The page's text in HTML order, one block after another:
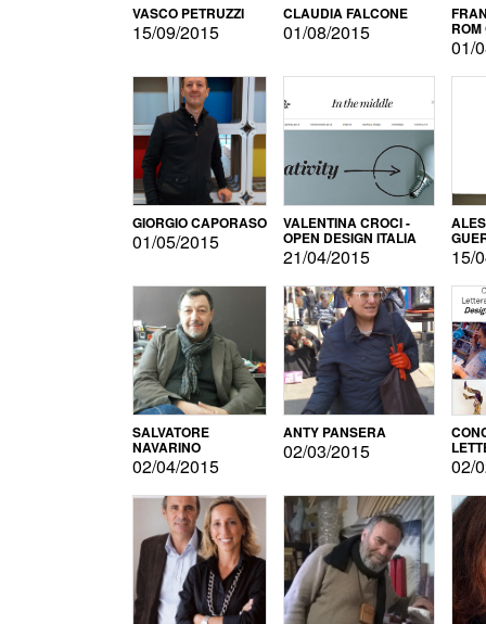
VASCO PETRUZZI
15/09/2015
CLAUDIA FALCONE
01/08/2015
01/
GIORGIO CAPORASO
01/05/2015
VALENTINA CROCI -
OPEN DESIGN ITALIA
21/04/2015 15/
SALVATORE
NAVARINO
02/04/2015
ANTY PANSERA
02/03/2015
02/